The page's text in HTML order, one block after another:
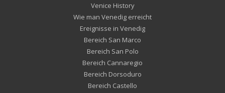
Venice History
Wie man Venedig erreicht
Ereignisse in Venedig
Bereich San Marco
Bereich San Polo
Bereich Cannaregio
Bereich Dorsoduro
Bereich Castello